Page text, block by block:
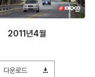
2011년4월
다운로드